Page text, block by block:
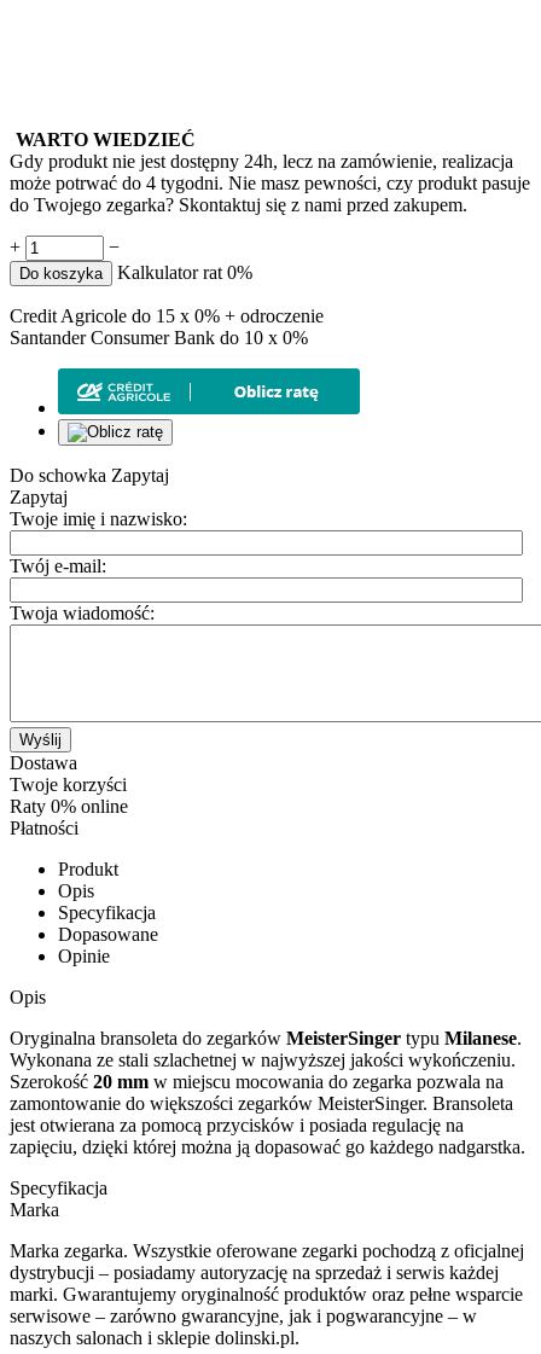
WARTO WIEDZIEĆ
Gdy produkt nie jest dostępny 24h, lecz na zamówienie, realizacja
może potrwać do 4 tygodni. Nie masz pewności, czy produkt pasuje
do Twojego zegarka? Skontaktuj się z nami przed zakupem.
+ −
Do koszyka Kalkulator rat 0%
Credit Agricole do 15 x 0% + odroczenie
Santander Consumer Bank do 10 x 0%
Do schowka Zapytaj
Zapytaj
Twoje imię i nazwisko:
Twój e-mail:
Twoja wiadomość:
Wyślij
Dostawa
Twoje korzyści
Raty 0% online
Płatności
Produkt
Opis
Specyfikacja
Dopasowane
Opinie
Opis
Oryginalna bransoleta do zegarków MeisterSinger typu Milanese.
Wykonana ze stali szlachetnej w najwyższej jakości wykończeniu.
Szerokość 20 mm w miejscu mocowania do zegarka pozwala na
zamontowanie do większości zegarków MeisterSinger. Bransoleta
jest otwierana za pomocą przycisków i posiada regulację na
zapięciu, dzięki której można ją dopasować go każdego nadgarstka.
Specyfikacja
Marka
Marka zegarka. Wszystkie oferowane zegarki pochodzą z oficjalnej
dystrybucji – posiadamy autoryzację na sprzedaż i serwis każdej
marki. Gwarantujemy oryginalność produktów oraz pełne wsparcie
serwisowe – zarówno gwarancyjne, jak i pogwarancyjne – w
naszych salonach i sklepie dolinski.pl.